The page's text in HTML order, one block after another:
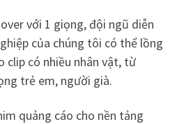
với 1 giọng, đội ngũ diễn
của chúng tôi có thể lồng
clip có nhiều nhân vật, từ
trẻ em, người già.
quảng cáo cho nền tảng